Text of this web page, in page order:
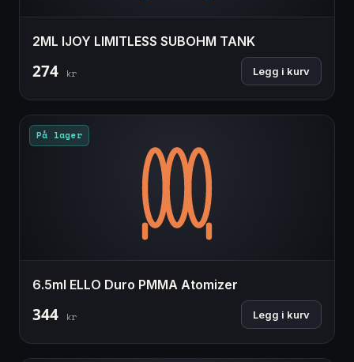
2ML IJOY LIMITLESS SUBOHM TANK
274 kr Legg i kurv
På lager
6.5ml ELLO Duro PMMA Atomizer
344 kr Legg i kurv